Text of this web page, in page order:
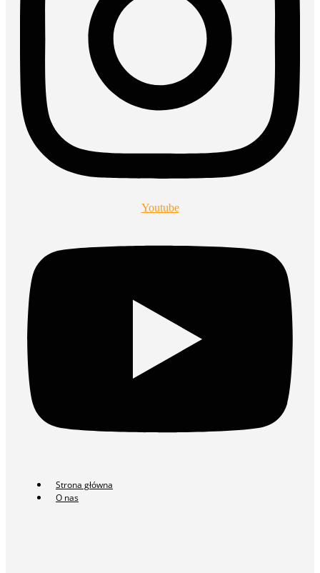
Youtube
Strona główna
O nas